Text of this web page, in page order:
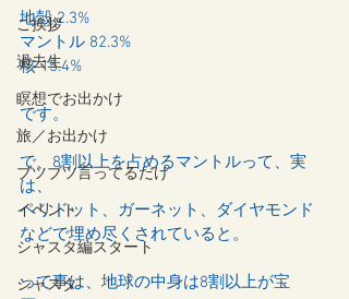
ご挨拶
過去生
瞑想でお出かけ
旅／お出かけ
ブツブツ言ってるだけ
イベント
シャスタ編スタート
シャスタ
地殻 2.3%
マントル 82.3%
核 15.4%
です。
で、8割以上を占めるマントルって、実
は、
ペリドット、ガーネット、ダイヤモンド
などで埋め尽くされていると。
って事は、地球の中身は8割以上が宝